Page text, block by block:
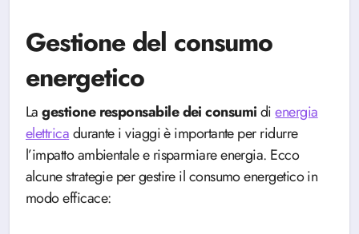
Gestione del consumo
energetico
Lagestione responsabile dei consumidienergia
elettricadurante i viaggi è importante per ridurre
l’impatto ambientale e risparmiare energia. Ecco
alcune strategie per gestire il consumo energetico in
modo efficace: